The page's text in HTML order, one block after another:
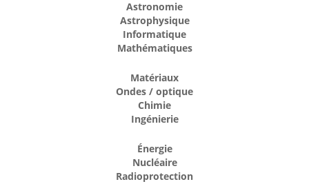
Astronomie
Astrophysique
Informatique
Mathématiques
Matériaux
Ondes / optique
Chimie
Ingénierie
Énergie
Nucléaire
Radioprotection